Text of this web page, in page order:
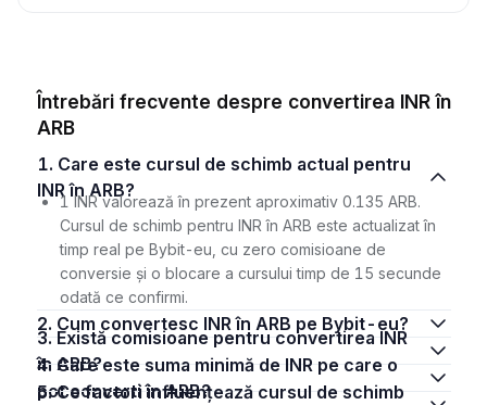
Întrebări frecvente despre convertirea INR în
ARB
1. Care este cursul de schimb actual pentru
INR în ARB?
1 INR valorează în prezent aproximativ 0.135 ARB.
Cursul de schimb pentru INR în ARB este actualizat în
timp real pe Bybit-eu, cu zero comisioane de
conversie și o blocare a cursului timp de 15 secunde
odată ce confirmi.
2. Cum convertesc INR în ARB pe Bybit-eu?
3. Există comisioane pentru convertirea INR
în ARB?
4. Care este suma minimă de INR pe care o
pot converti în ARB?
5. Ce factori influențează cursul de schimb